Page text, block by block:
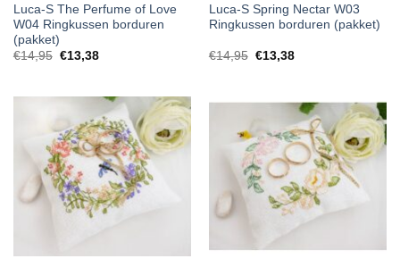
Luca-S The Perfume of Love
W04 Ringkussen borduren
(pakket)
€14,95 €13,38
Luca-S Spring Nectar W03
Ringkussen borduren (pakket)
€14,95 €13,38